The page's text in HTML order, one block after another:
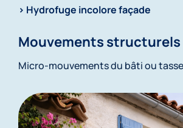
> Hydrofuge incolore façade
Mouvements structurels
Micro-mouvements du bâti ou